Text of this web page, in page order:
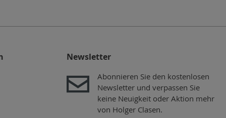
Newsletter
Abonnieren Sie den kostenlosen
Newsletter und verpassen Sie
keine Neuigkeit oder Aktion mehr
von Holger Clasen.